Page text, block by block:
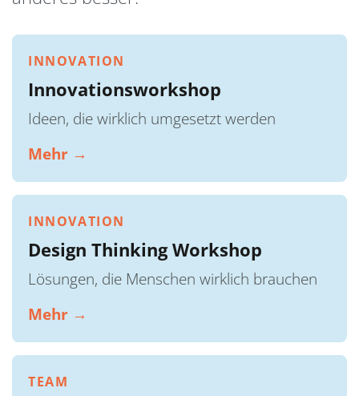
INNOVATION
Innovationsworkshop
Ideen, die wirklich umgesetzt werden
Mehr →
INNOVATION
Design Thinking Workshop
Lösungen, die Menschen wirklich brauchen
Mehr →
TEAM